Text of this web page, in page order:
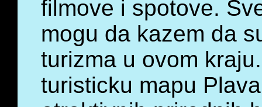
filmove i spotove.
mogu da kazem da
turizma u ovom
turisticku mapu